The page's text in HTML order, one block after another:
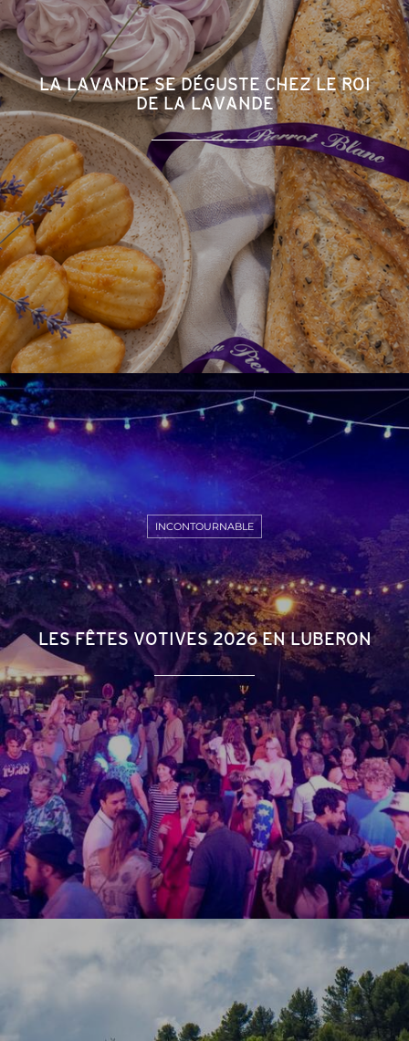
LA LAVANDE SE DÉGUSTE CHEZ LE ROI
DE LA LAVANDE
LES FÊTES VOTIVES 2026 EN LUBERON
INCONTOURNABLE